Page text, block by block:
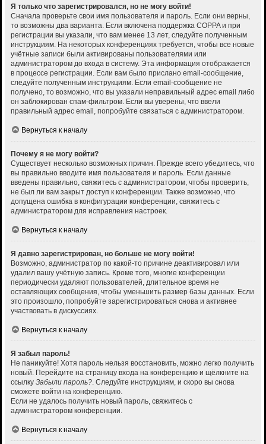
Я только что зарегистрировался, но не могу войти!
Сначала проверьте свои имя пользователя и пароль. Если они верны,
то возможны два варианта. Если включена поддержка COPPA и при
регистрации вы указали, что вам менее 13 лет, следуйте полученным
инструкциям. На некоторых конференциях требуется, чтобы все новые
учётные записи были активированы пользователями или
администратором до входа в систему. Эта информация отображается
в процессе регистрации. Если вам было прислано email-сообщение,
следуйте полученным инструкциям. Если email-сообщение не
получено, то возможно, что вы указали неправильный адрес email либо
он заблокирован спам-фильтром. Если вы уверены, что ввели
правильный адрес email, попробуйте связаться с администратором.
Вернуться к началу
Почему я не могу войти?
Существует несколько возможных причин. Прежде всего убедитесь, что
вы правильно вводите имя пользователя и пароль. Если данные
введены правильно, свяжитесь с администратором, чтобы проверить,
не был ли вам закрыт доступ к конференции. Также возможно, что
допущена ошибка в конфигурации конференции, свяжитесь с
администратором для исправления настроек.
Вернуться к началу
Я давно зарегистрирован, но больше не могу войти!
Возможно, администратор по какой-то причине деактивировал или
удалил вашу учётную запись. Кроме того, многие конференции
периодически удаляют пользователей, длительное время не
оставляющих сообщения, чтобы уменьшить размер базы данных. Если
это произошло, попробуйте зарегистрироваться снова и активнее
участвовать в дискуссиях.
Вернуться к началу
Я забыл пароль!
Не паникуйте! Хотя пароль нельзя восстановить, можно легко получить
новый. Перейдите на страницу входа на конференцию и щёлкните на
ссылку Забыли пароль?. Следуйте инструкциям, и скоро вы снова
сможете войти на конференцию.
Если не удалось получить новый пароль, свяжитесь с
администратором конференции.
Вернуться к началу